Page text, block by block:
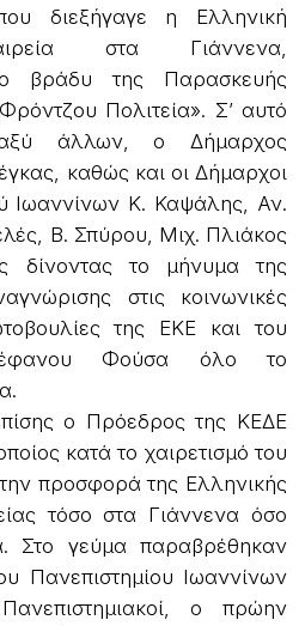
διεξήγαγε η Ελληνική
στα Γιάννενα,
βράδυ της Παρασκευής
Πολιτεία». Σ’ αυτό
άλλων, ο Δήμαρχος
καθώς και οι Δήμαρχοι
Ιωαννίνων Κ. Καψάλης, Αν.
Β. Σπύρου, Μιχ. Πλιάκος
δίνοντας το μήνυμα της
στις κοινωνικές
της ΕΚΕ και του
Φούσα όλο το
ο Πρόεδρος της ΚΕΔΕ
κατά το χαιρετισμό του
προσφορά της Ελληνικής
τόσο στα Γιάννενα όσο
Στο γεύμα παραβρέθηκαν
Πανεπιστημίου Ιωαννίνων
ο πρώην